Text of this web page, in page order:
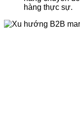
hàng thực sự.